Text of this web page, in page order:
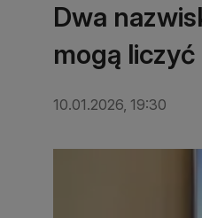
Dwa
mogą
10.01.2026, 19:30